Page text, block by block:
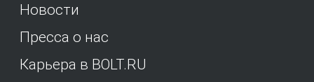
Новости
Пресса о нас
Карьера в BOLT.RU